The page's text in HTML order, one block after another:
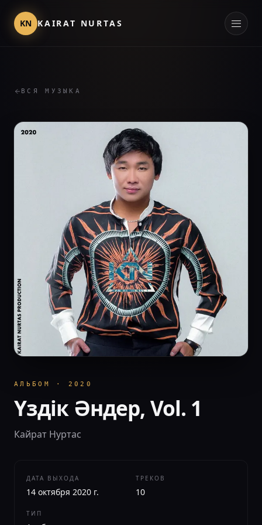
KN KAIRAT NURTAS
ВСЯ МУЗЫКА
АЛЬБОМ · 2020
Үздік Әндер, Vol. 1
Кайрат Нуртас
ДАТА ВЫХОДА
14 октября 2020 г.
ТРЕКОВ
10
ТИП